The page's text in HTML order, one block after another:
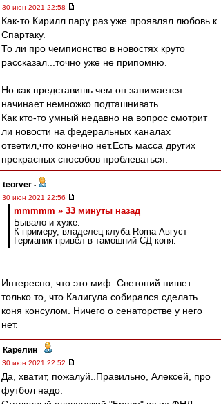
30 июн 2021 22:58
Как-то Кирилл пару раз уже проявлял любовь к
Спартаку.
То ли про чемпионство в новостях круто
рассказал...точно уже не припомню.
Но как представишь чем он занимается
начинает немножко подташнивать.
Как кто-то умный недавно на вопрос смотрит
ли новости на федеральных каналах
ответил,что конечно нет.Есть масса других
прекрасных способов проблеваться.
teorver -
30 июн 2021 22:56
mmmmm » 33 минуты назад
Бывало и хуже.
К примеру, владелец клуба Roma Август
Германик привёл в тамошний СД коня.
Интересно, что это миф. Светоний пишет
только то, что Калигула собирался сделать
коня консулом. Ничего о сенаторстве у него
нет.
Карелин -
30 июн 2021 22:52
Да, хватит, пожалуй..Правильно, Алексей, про
футбол надо.